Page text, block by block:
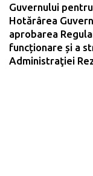
Guvernului
Hotărârea
aprobarea
funcționare și a
Administraţiei